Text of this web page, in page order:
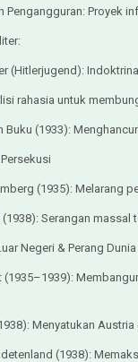
Pengangguran: Proyek
(Hitlerjugend):
rahasia untuk
Buku (1933):
(1935): Melarang
Serangan
Negeri & Perang Dunia
(1935–1939):
Menyatukan
(1938):